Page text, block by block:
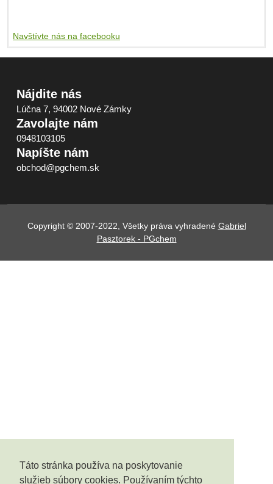
Táto stránka používa na poskytovanie
služieb súbory cookies. Používaním týchto
Navštívte nás na facebooku
Nájdite nás
Lúčna 7, 94002 Nové Zámky
Zavolajte nám
0948103105
Napíšte nám
obchod@pgchem.sk
Copyright © 2007-2022, Všetky práva vyhradené Gabriel
Pasztorek - PGchem